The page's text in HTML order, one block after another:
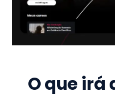
O que irá